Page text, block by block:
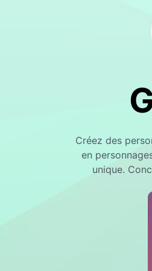
Créez des
en
unique.